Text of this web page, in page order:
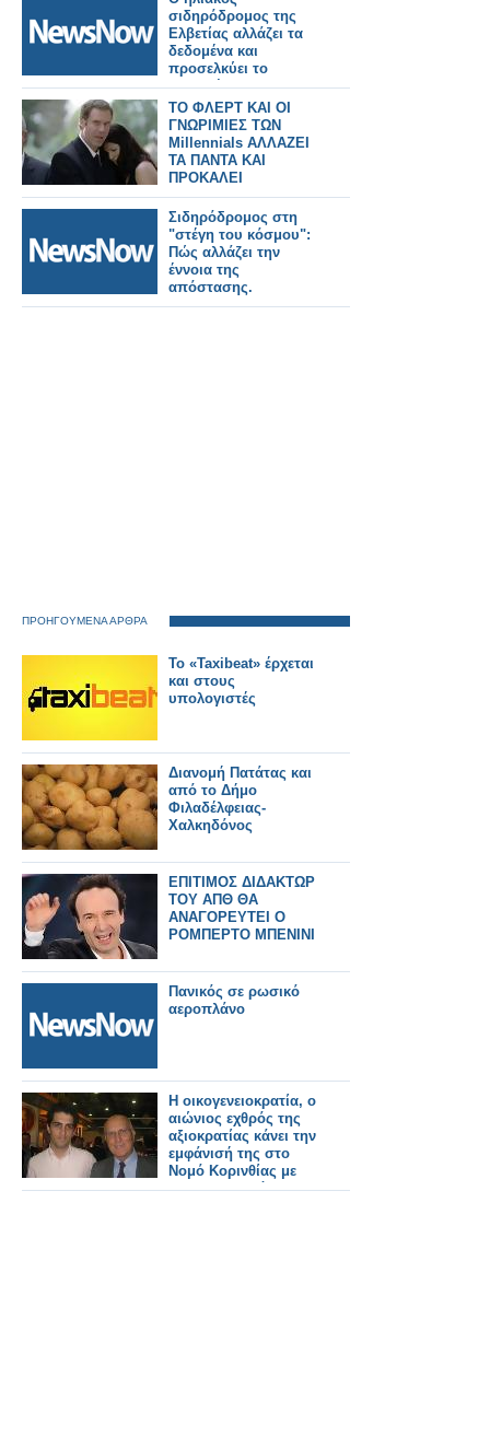
σιδηρόδρομος της
Ελβετίας αλλάζει τα
δεδομένα και
προσελκύει το
ενδιαφέρον της
Ιταλίας και όχι μόνο.
ΤΟ ΦΛΕΡΤ ΚΑΙ ΟΙ
ΓΝΩΡΙΜΙΕΣ ΤΩΝ
Millennials ΑΛΛΑΖΕΙ
ΤΑ ΠΑΝΤΑ ΚΑΙ
ΠΡΟΚΑΛΕΙ
ΑΝΤΙΔΡΑΣΕΙΣ
Σιδηρόδρομος στη
"στέγη του κόσμου":
Πώς αλλάζει την
έννοια της
απόστασης.
ΠΡΟΗΓΟΥΜΕΝΑ ΑΡΘΡΑ
To «Taxibeat» έρχεται
και στους
υπολογιστές
Διανομή Πατάτας και
από το Δήμο
Φιλαδέλφειας-
Χαλκηδόνος
ΕΠΙΤΙΜΟΣ ΔΙΔΑΚΤΩΡ
ΤΟΥ ΑΠΘ ΘΑ
ΑΝΑΓΟΡΕΥΤΕΙ Ο
ΡΟΜΠΕΡΤΟ ΜΠΕΝΙΝΙ
Πανικός σε ρωσικό
αεροπλάνο
Η οικογενειοκρατία, ο
αιώνιος εχθρός της
αξιοκρατίας κάνει την
εμφάνισή της στο
Νομό Κορινθίας με
την υποψηφιότητα